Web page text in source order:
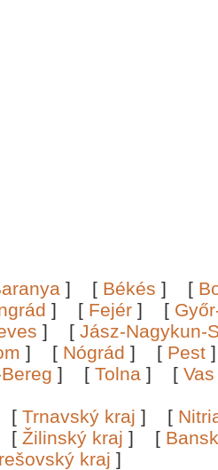
] [ Békés ] [
] [ Fejér ] [
] [ Jász-Nagykun-
] [ Nógrád ] [ Pest
] [ Tolna ] [ Vas
[ Trnavský kraj ] [
[ Žilinský kraj ] [
kraj ]